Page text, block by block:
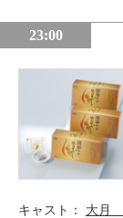
23:00
キャスト： 大月